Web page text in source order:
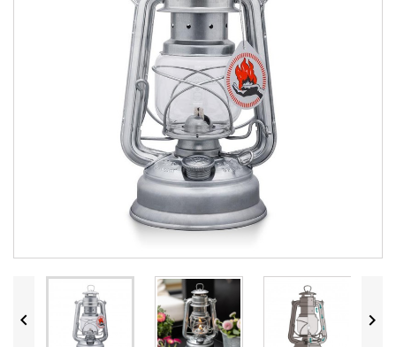
 